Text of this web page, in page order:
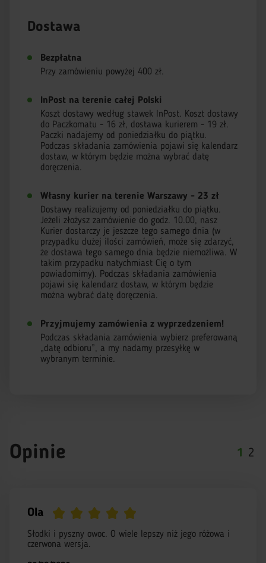
Dostawa
Bezpłatna
Przy zamówieniu powyżej 400 zł.
InPost na terenie całej Polski
Koszt dostawy według stawek InPost. Koszt dostawy
do Paczkomatu - 16 zł, dostawa kurierem - 19 zł.
Paczki nadajemy od poniedziałku do piątku.
Podczas składania zamówienia pojawi się kalendarz
dostaw, w którym będzie można wybrać datę
doręczenia.
Własny kurier na terenie Warszawy - 23 zł
Dostawy realizujemy od poniedziałku do piątku.
Jeżeli złożysz zamówienie do godz. 10.00, nasz
Kurier dostarczy je jeszcze tego samego dnia (w
przypadku dużej ilości zamówień, może się zdarzyć,
że dostawa tego samego dnia będzie niemożliwa. W
takim przypadku natychmiast Cię o tym
powiadomimy). Podczas składania zamówienia
pojawi się kalendarz dostaw, w którym będzie
można wybrać datę doręczenia.
Przyjmujemy zamówienia z wyprzedzeniem!
Podczas składania zamówienia wybierz preferowaną
„datę odbioru”, a my nadamy przesyłkę w
wybranym terminie.
Opinie 1 2
Ola
Słodki i pyszny owoc. O wiele lepszy niż jego różowa i
czerwona wersja.